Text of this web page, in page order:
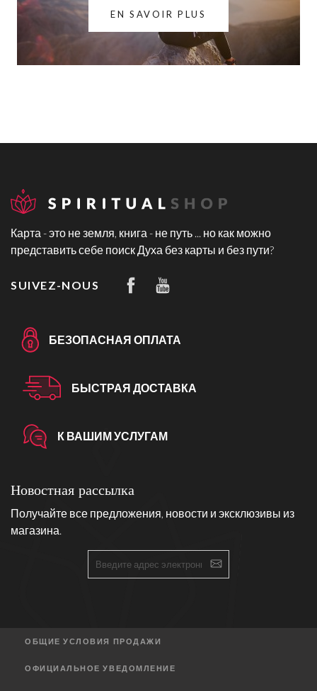
EN SAVOIR PLUS
Карта - это не земля, книга - не путь ... но как можно
представить себе поиск Духа без карты и без пути?
SUIVEZ-NOUS
БЕЗОПАСНАЯ ОПЛАТА
БЫСТРАЯ ДОСТАВКА
К ВАШИМ УСЛУГАМ
Новостная рассылка
Получайте все предложения, новости и эксклюзивы из
магазина.
ОБЩИЕ УСЛОВИЯ ПРОДАЖИ
ОФИЦИАЛЬНОЕ УВЕДОМЛЕНИЕ